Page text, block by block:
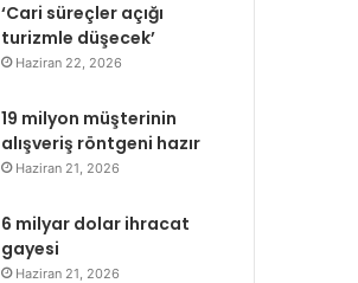
‘Cari süreçler açığı
turizmle düşecek’
Haziran 22, 2026
19 milyon müşterinin
alışveriş röntgeni hazır
Haziran 21, 2026
6 milyar dolar ihracat
gayesi
Haziran 21, 2026